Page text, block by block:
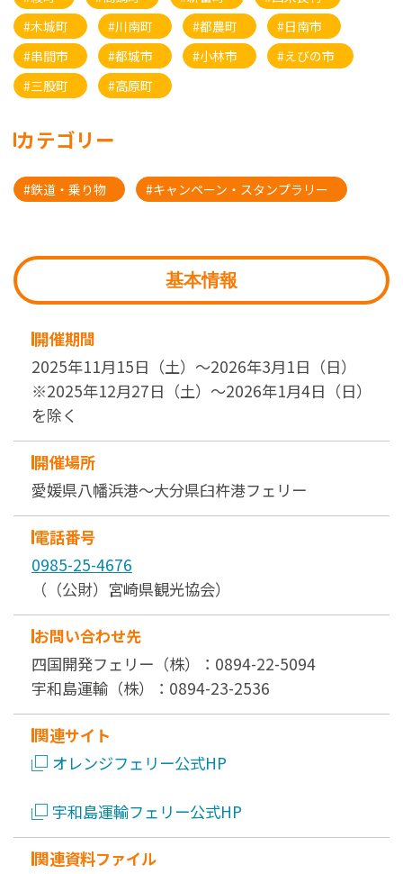
#木城町
#川南町 #都農町
#日南市
#串間市
#都城市 #小林市
#えびの市
#三股町
#高原町
カテゴリー
#鉄道・乗り物 #キャンペーン・スタンプラリー
基本情報
開催期間
2025年11月15日（土）～2026年3月1日（日）
※2025年12月27日（土）～2026年1月4日（日）
を除く
開催場所
愛媛県八幡浜港～大分県臼杵港フェリー
電話番号
0985-25-4676
（（公財）宮崎県観光協会）
お問い合わせ先
四国開発フェリー（株）：0894-22-5094
宇和島運輸（株）：0894-23-2536
関連サイト
オレンジフェリー公式HP
宇和島運輸フェリー公式HP
関連資料ファイル